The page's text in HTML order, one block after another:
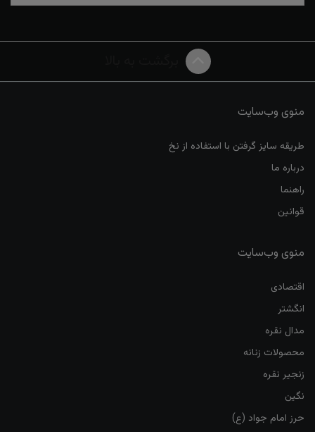
منوی وب‌سایت
طریقه سایز گرفتن با استفاده از نخ
درباره ما
راهنما
قوانین
منوی وب‌سایت
اقتصادی
انگشتر
مدال نقره
محصولات زنانه
زنجیر نقره
نگین
حرز امام جواد (ع)